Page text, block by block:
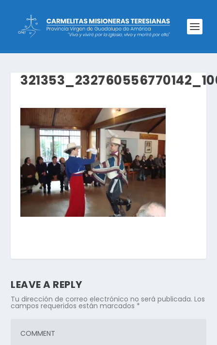
LEAVE A REPLY
Tu dirección de correo electrónico no será publicada. Los
campos requeridos están marcados *